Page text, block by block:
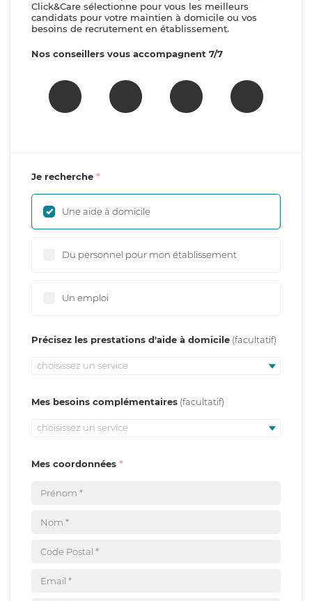
Click&Care sélectionne pour vous les meilleurs
candidats pour votre maintien à domicile ou vos
besoins de recrutement en établissement.
Nos conseillers vous accompagnent 7/7
Je recherche
Une aide à domicile
Du personnel pour mon établissement
Un emploi
Précisez les prestations d'aide à domicile
choisissez un service
Mes besoins complémentaires
choisissez un service
Mes coordonnées